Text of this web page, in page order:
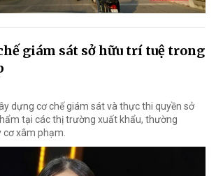
giám sát sở hữu trí tuệ trong
dựng cơ chế giám sát và thực thi quyền sở
tại các thị trường xuất khẩu, thường
xâm phạm.